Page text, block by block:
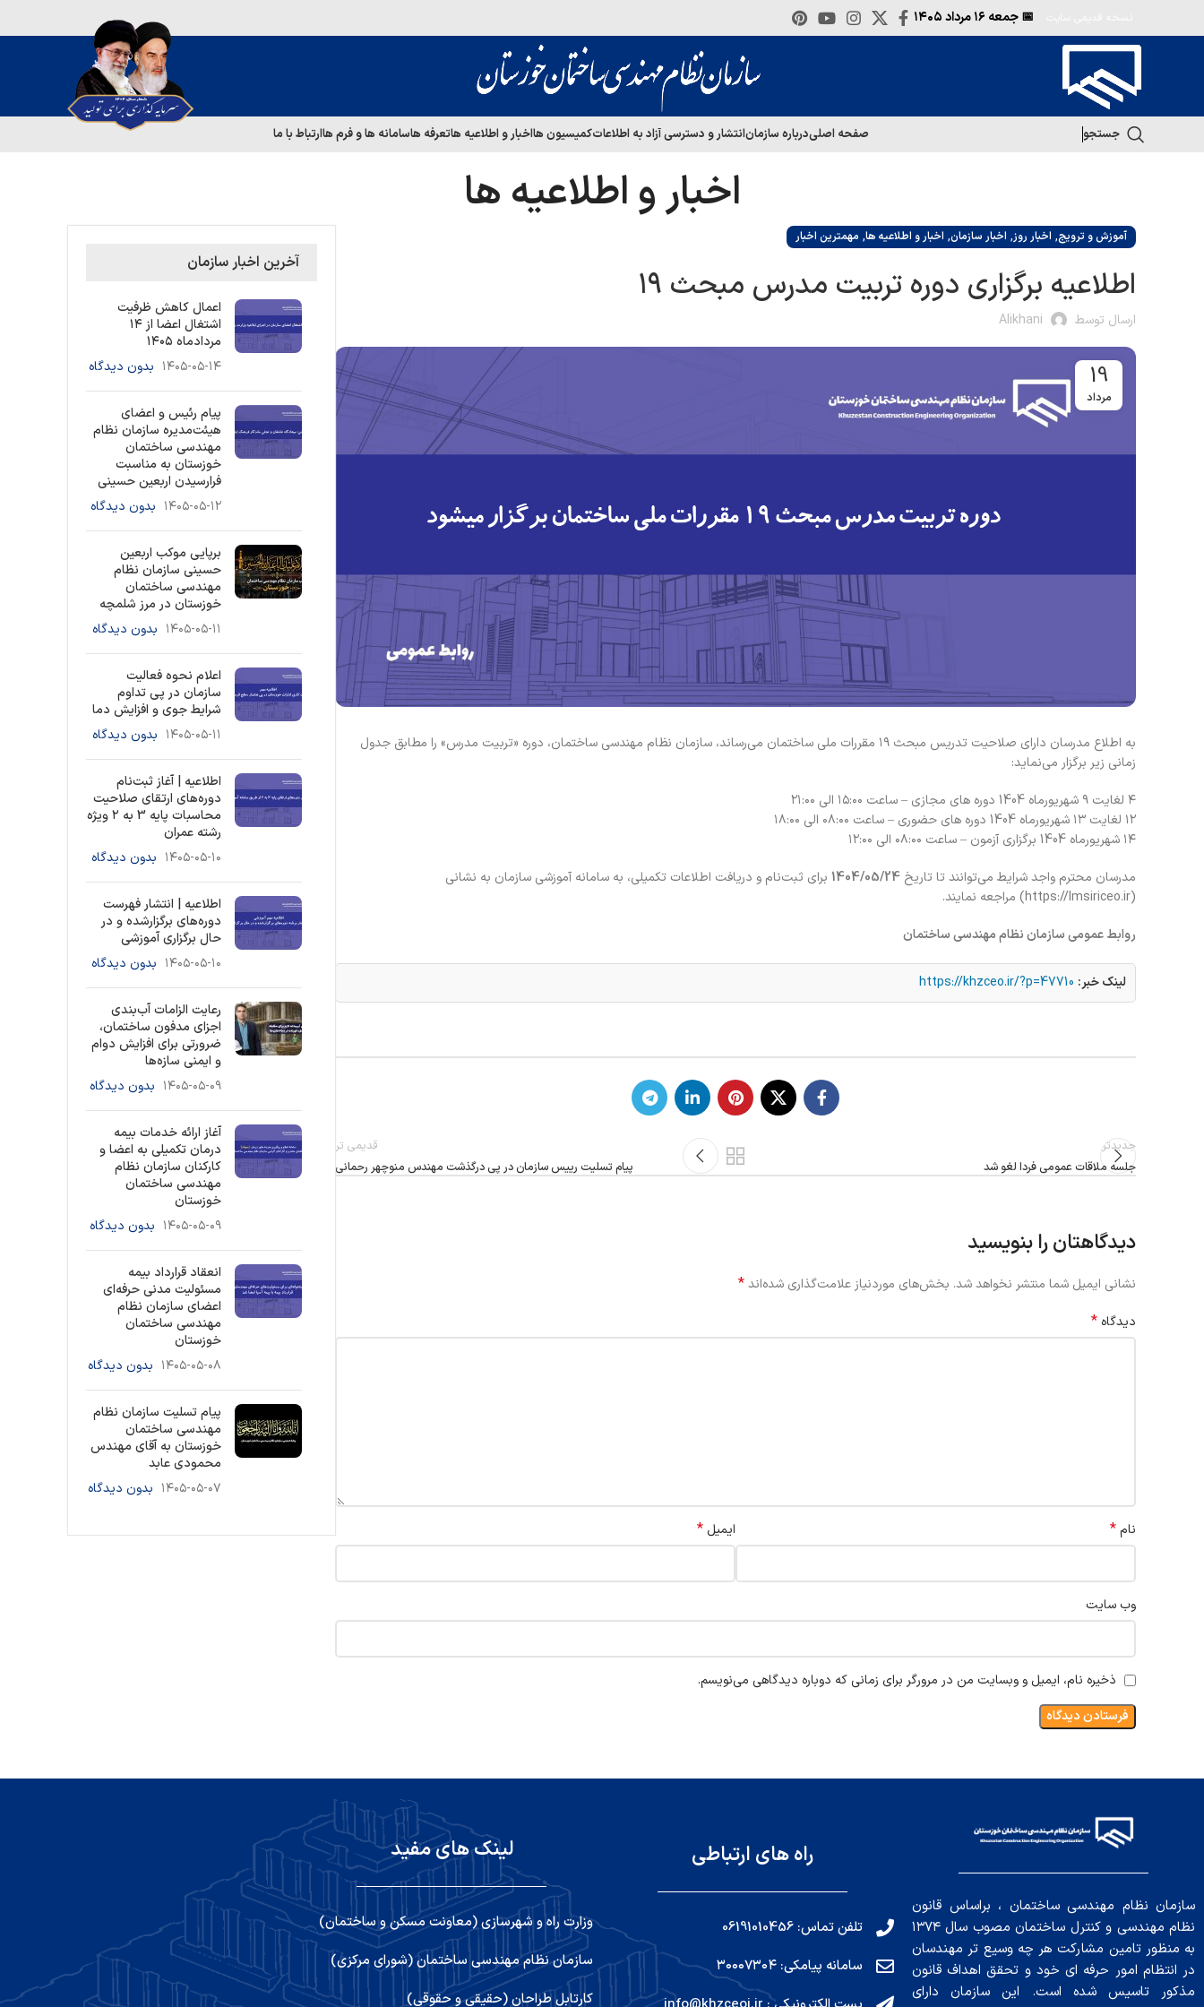
📅 جمعه
جستجو صفحه اصلیدرباره سازمانانتشار و دسترسی آزاد به اطلاعاتکمیسیون هااخبار و اطلاعیه هاتعرفه هاسامانه ها و فرم هاارتباط با ما
اخبار و اطلاعیه ها
آموزش و ترویج, اخبار روز, اخبار سازمان, اخبار و اطلاعیه ها, مهمترین اخبار
اطلاعیه برگزاری دوره تربیت مدرس مبحث ۱۹
ارسال توسط Alikhani
19
مرداد
به اطلاع مدرسان دارای صلاحیت تدریس مبحث ۱۹ مقررات ملی ساختمان می‌رساند، سازمان نظام مهندسی ساختمان، دوره «تربیت مدرس» را مطابق جدول
زمانی زیر برگزار می‌نماید:
۴ لغایت ۹ شهریورماه 1404 دوره های مجازی – ساعت ۱۵:۰۰ الی ۲۱:۰۰
۱۲ لغایت ۱۳ شهریورماه 1404 دوره های حضوری – ساعت ۰۸:۰۰ الی ۱۸:۰۰
۱۴ شهریورماه 1404 برگزاری آزمون – ساعت ۰۸:۰۰ الی ۱۲:۰۰
مدرسان محترم واجد شرایط می‌توانند تا تاریخ 1404/05/24 برای ثبت‌نام و دریافت اطلاعات تکمیلی، به سامانه آموزشی سازمان به نشانی
(https://lmsiriceo.ir) مراجعه نمایند.
روابط عمومی سازمان نظام مهندسی ساختمان
لینک خبر: https://khzceo.ir/?p=47710
جدیدتر
جلسه ملاقات عمومی فردا لغو شد
قدیمی تر
پیام تسلیت رییس سازمان در پی درگذشت مهندس منوچهر رحمانی
دیدگاهتان را بنویسید
نشانی ایمیل شما منتشر نخواهد شد. بخش‌های موردنیاز علامت‌گذاری شده‌اند*
دیدگاه *
نام* ایمیل *
وب‌ سایت
ذخیره نام، ایمیل و وبسایت من در مرورگر برای زمانی که دوباره دیدگاهی می‌نویسم.
آخرین اخبار سازمان
اعمال کاهش ظرفیت
اشتغال اعضا از ۱۴
مردادماه ۱۴۰۵
۱۴۰۵-۰۵-۱۴ بدون دیدگاه
پیام رئیس و اعضای
هیئت‌مدیره سازمان نظام
مهندسی ساختمان
خوزستان به مناسبت
فرارسیدن اربعین حسینی
۱۴۰۵-۰۵-۱۲ بدون دیدگاه
برپایی موکب اربعین
حسینی سازمان نظام
مهندسی ساختمان
خوزستان در مرز شلمچه
۱۴۰۵-۰۵-۱۱ بدون دیدگاه
اعلام نحوه فعالیت
سازمان در پی تداوم
شرایط جوی و افزایش دما
۱۴۰۵-۰۵-۱۱ بدون دیدگاه
اطلاعیه | آغاز ثبت‌نام
دوره‌های ارتقای صلاحیت
محاسبات پایه 3 به ۲ ویژه
رشته عمران
۱۴۰۵-۰۵-۱۰ بدون دیدگاه
اطلاعیه | انتشار فهرست
دوره‌های برگزارشده و در
حال برگزاری آموزشی
۱۴۰۵-۰۵-۱۰ بدون دیدگاه
رعایت الزامات آب‌بندی
اجزای مدفون ساختمان،
ضرورتی برای افزایش دوام
و ایمنی سازه‌ها
۱۴۰۵-۰۵-۰۹ بدون دیدگاه
آغاز ارائه خدمات بیمه
درمان تکمیلی به اعضا و
کارکنان سازمان نظام
مهندسی ساختمان
خوزستان
۱۴۰۵-۰۵-۰۹ بدون دیدگاه
انعقاد قرارداد بیمه
مسئولیت مدنی حرفه‌ای
اعضای سازمان نظام
مهندسی ساختمان
خوزستان
۱۴۰۵-۰۵-۰۸ بدون دیدگاه
پیام تسلیت سازمان نظام
مهندسی ساختمان
خوزستان به آقای مهندس
محمودی عابد
۱۴۰۵-۰۵-۰۷ بدون دیدگاه
سازمان نظام مهندسی ساختمان ، براساس قانون
نظام مهندسی و کنترل ساختمان مصوب سال ۱۳۷۴
به منظور تامین مشارکت هر چه وسیع تر مهندسان
در انتظام امور حرفه ای خود و تحقق اهداف قانون
مذکور تاسیس شده است. این سازمان دارای
راه های ارتباطی
تلفن تماس: 06191010456
سامانه پیامکی: ۳۰۰۰۷۳۰۴
لینک های مفید
وزارت راه و شهرسازی (معاونت مسکن و ساختمان)
سازمان نظام مهندسی ساختمان (شورای مرکزی)
کارتابل طراحان (حقیقی و حقوقی)